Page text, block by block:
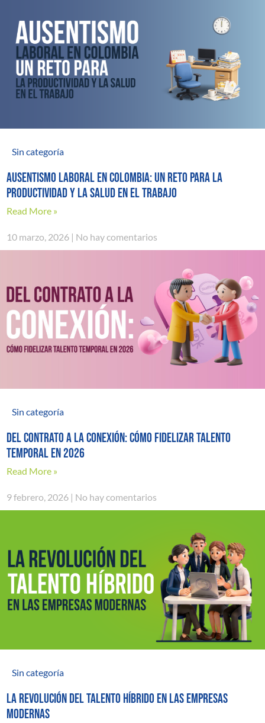
Sin categoría
AUSENTISMO LABORAL EN COLOMBIA: UN RETO PARA LA
PRODUCTIVIDAD Y LA SALUD EN EL TRABAJO
Read More »
10 marzo, 2026 No hay comentarios
Sin categoría
Del contrato a la conexión: cómo fidelizar talento
temporal en 2026
Read More »
9 febrero, 2026 No hay comentarios
Sin categoría
La revolución del talento híbrido en las empresas
modernas